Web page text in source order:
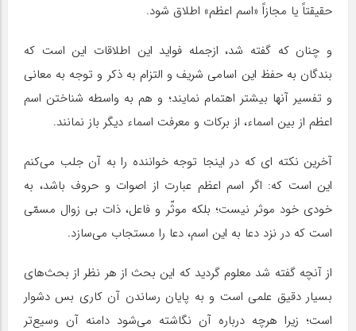
حقیقتاً یا مجازاً «اسم اعظم» اطلاق شود.
و چنان‌ که گفته شد، ازجمله فواید این اطلاقات این است که
بندگان به حفظ این اسامی شریف و التزام به ذکر و توجه به معانی
و تفسیر آنها بیشتر اهتمام نمایند؛ و هم به واسطه شناختن اسم
اعظم از بین اسماء، از برکات و معرفت اسماء دیگر باز نمانند.
آخرین نکته‌ ای که در‌ اینجا توجه خواننده را به آن جلب می‌کنم
این است که: اگر اسم اعظم عبارت از اصوات و حروف باشد، به‌
خودی‌ خود موثر نیست؛ بلکه موثّر و فاعل، ذات بی‌ زوال مسمّی
است که در نزد دعا به این اسم، دعا را مستجاب می‌سازد.
از آنچه گفته شد معلوم گردید که این بحث از هر نظر از بحث‌های
بسیار دقیق علمی است و به پایان رساندن آن کاری بس دشوار
است؛ زیرا هرچه درباره آن نگاشته می‌شود دامنه آن وسیع‌تر